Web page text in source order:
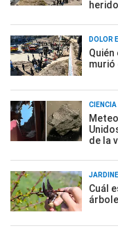
DOLOR
murió
CIENCIA
de la
Cuál